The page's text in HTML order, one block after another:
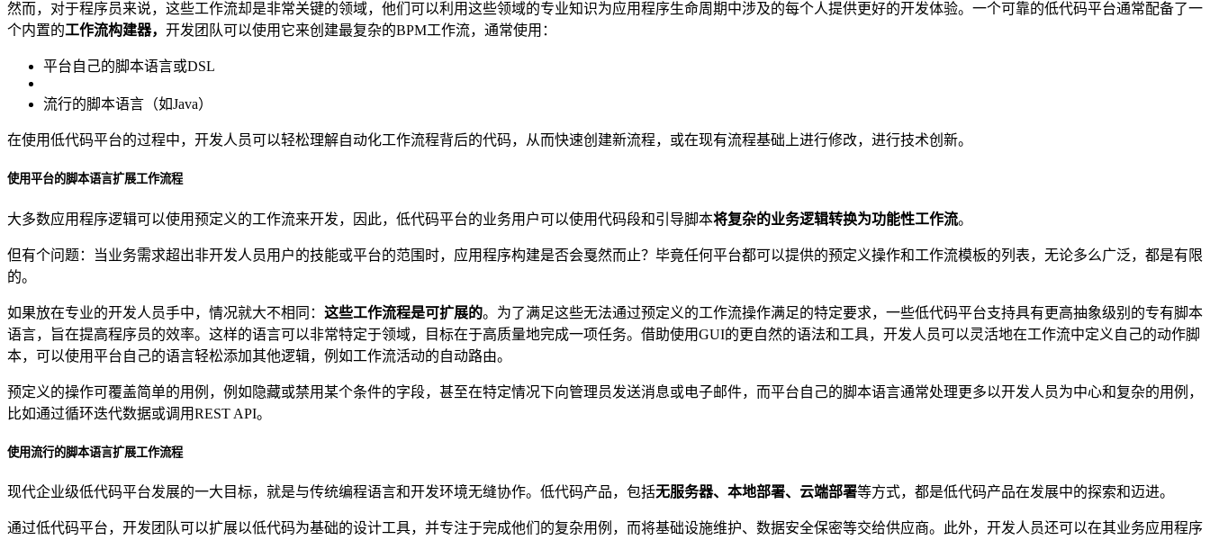
然而，对于程序员来说，这些工作流却是非常关键的领域，他们可以利用这些领域的专业知识为应用程序生命周期中涉及的每个人提供更好的开发体验。一个可靠的低代码平台通常配备了一
个内置的工作流构建器， 开发团队可以使用它来创建最复杂的BPM工作流，通常使用：
平台自己的脚本语言或DSL
流行的脚本语言（如Java）
在使用低代码平台的过程中，开发人员可以轻松理解自动化工作流程背后的代码，从而快速创建新流程，或在现有流程基础上进行修改，进行技术创新。
使用平台的脚本语言扩展工作流程
大多数应用程序逻辑可以使用预定义的工作流来开发，因此，低代码平台的业务用户可以使用代码段和引导脚本将复杂的业务逻辑转换为功能性工作流。
但有个问题：当业务需求超出非开发人员用户的技能或平台的范围时，应用程序构建是否会戛然而止？毕竟任何平台都可以提供的预定义操作和工作流模板的列表，无论多么广泛，都是有限
的。
如果放在专业的开发人员手中，情况就大不相同： 这些工作流程是可扩展的。为了满足这些无法通过预定义的工作流操作满足的特定要求，一些低代码平台支持具有更高抽象级别的专有脚本
语言，旨在提高程序员的效率。这样的语言可以非常特定于领域，目标在于高质量地完成一项任务。借助使用GUI的更自然的语法和工具，开发人员可以灵活地在工作流中定义自己的动作脚
本，可以使用平台自己的语言轻松添加其他逻辑，例如工作流活动的自动路由。
预定义的操作可覆盖简单的用例，例如隐藏或禁用某个条件的字段，甚至在特定情况下向管理员发送消息或电子邮件，而平台自己的脚本语言通常处理更多以开发人员为中心和复杂的用例，
比如通过循环迭代数据或调用REST API。
使用流行的脚本语言扩展工作流程
现代企业级低代码平台发展的一大目标，就是与传统编程语言和开发环境无缝协作。低代码产品，包括无服务器、本地部署、云端部署等方式，都是低代码产品在发展中的探索和迈进。
通过低代码平台，开发团队可以扩展以低代码为基础的设计工具，并专注于完成他们的复杂用例，而将基础设施维护、数据安全保密等交给供应商。此外，开发人员还可以在其业务应用程序